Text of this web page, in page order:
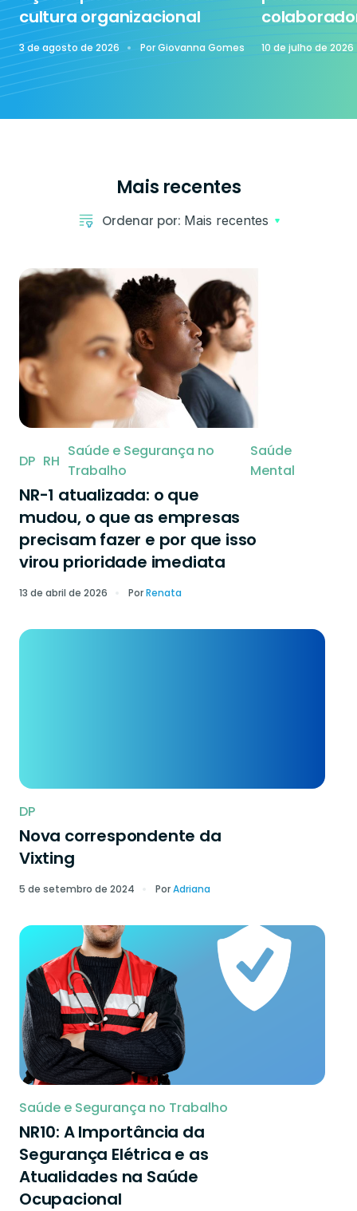
cultura organizacional
3 de agosto de 2026 PorGiovanna Gomes 10 de julho de 2026
Mais recentes
Ordenar por: Mais recentes
DP RH
Saúde e Segurança no
Trabalho
Saúde
Mental
NR-1 atualizada: o que
mudou, o que as empresas
precisam fazer e por que isso
virou prioridade imediata
13 de abril de 2026 PorRenata
DP
Nova correspondente da
Vixting
5 de setembro de 2024 PorAdriana
Saúde e Segurança no Trabalho
NR10: A Importância da
Segurança Elétrica e as
Atualidades na Saúde
Ocupacional